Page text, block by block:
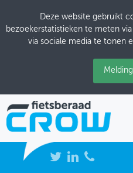
Deze website gebruikt
bezoekerstatistieken te meten
via sociale media te tonen